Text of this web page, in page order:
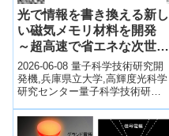
光で情報を書き換える新し
い磁気メモリ材料を開発
～超高速で省エネな次世代
メモリ実現へ前進～
2026-06-08 量子科学技術研究開
発機,兵庫県立大学,高輝度光科学
研究センター量子科学技術研究
学、高輝度光科学研究センター
（...